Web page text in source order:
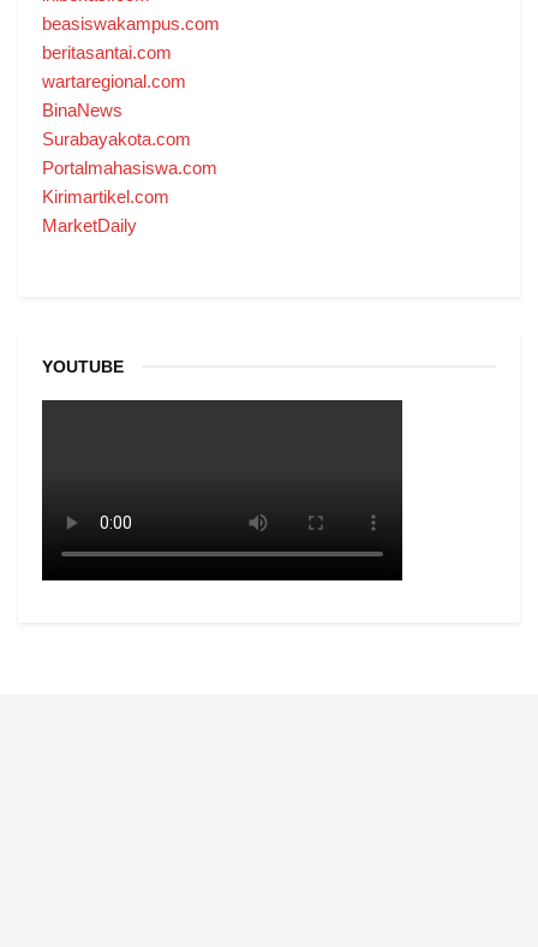
beasiswakampus.com
beritasantai.com
wartaregional.com
BinaNews
Surabayakota.com
Portalmahasiswa.com
Kirimartikel.com
MarketDaily
YOUTUBE